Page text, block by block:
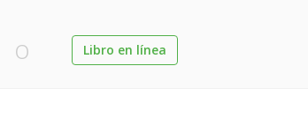
o Libro en línea